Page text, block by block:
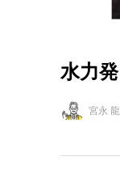
水力
宮永